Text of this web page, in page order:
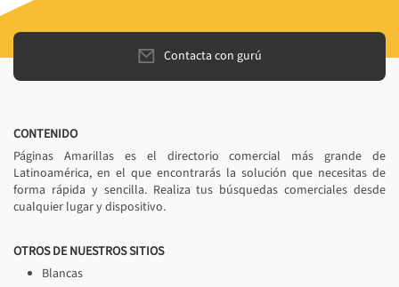
Contacta con gurú
CONTENIDO
Páginas Amarillas es el directorio comercial más grande de
Latinoamérica, en el que encontrarás la solución que necesitas de
forma rápida y sencilla. Realiza tus búsquedas comerciales desde
cualquier lugar y dispositivo.
OTROS DE NUESTROS SITIOS
Blancas